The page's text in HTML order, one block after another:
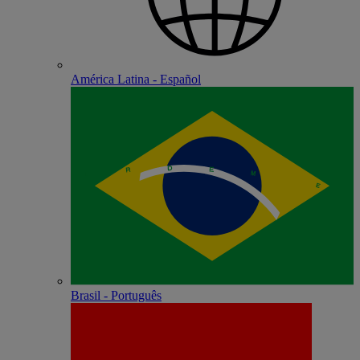
América Latina - Español
Brasil - Português